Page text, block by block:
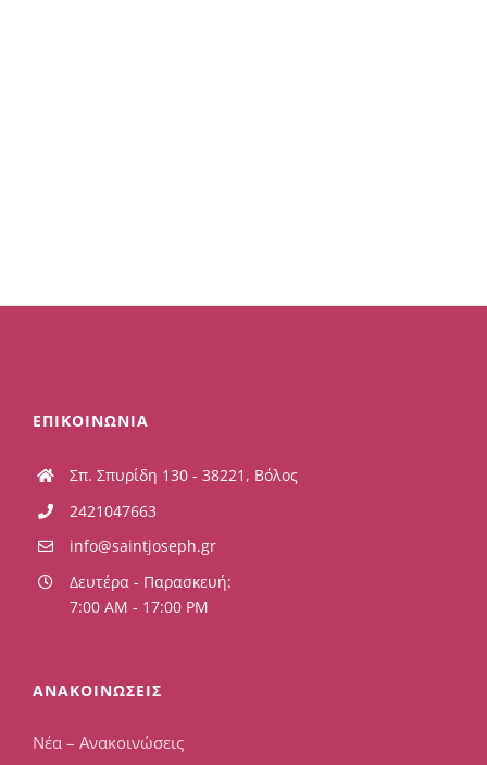
ΕΠΙΚΟΙΝΩΝΙΑ
Σπ. Σπυρίδη 130 - 38221, Βόλος
2421047663
info@saintjoseph.gr
Δευτέρα - Παρασκευή:
7:00 AM - 17:00 PM
ΑΝΑΚΟΙΝΩΣΕΙΣ
Νέα – Ανακοινώσεις